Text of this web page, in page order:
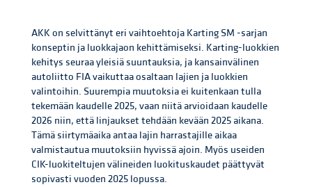
AKK on selvittänyt eri vaihtoehtoja Karting SM -sarjan
konseptin ja luokkajaon kehittämiseksi. Karting-luokkien
kehitys seuraa yleisiä suuntauksia, ja kansainvälinen
autoliitto FIA vaikuttaa osaltaan lajien ja luokkien
valintoihin. Suurempia muutoksia ei kuitenkaan tulla
tekemään kaudelle 2025, vaan niitä arvioidaan kaudelle
2026 niin, että linjaukset tehdään kevään 2025 aikana.
Tämä siirtymäaika antaa lajin harrastajille aikaa
valmistautua muutoksiin hyvissä ajoin. Myös useiden
CIK-luokiteltujen välineiden luokituskaudet päättyvät
sopivasti vuoden 2025 lopussa.